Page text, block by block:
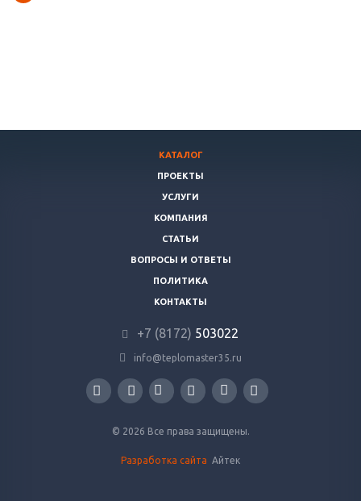
КАТАЛОГ
ПРОЕКТЫ
УСЛУГИ
КОМПАНИЯ
СТАТЬИ
ВОПРОСЫ И ОТВЕТЫ
ПОЛИТИКА
КОНТАКТЫ
+7 (8172) 503022
info@teplomaster35.ru
© 2026 Все права защищены.
Разработка сайта Айтек